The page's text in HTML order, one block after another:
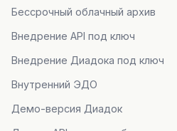
Бессрочный облачный архив
Внедрение API под ключ
Внедрение Диадока под ключ
Внутренний ЭДО
Демо-версия Диадок